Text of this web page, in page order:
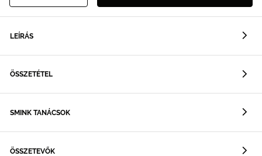
LEÍRÁS
ÖSSZETÉTEL
SMINK TANÁCSOK
ÖSSZETEVŐK